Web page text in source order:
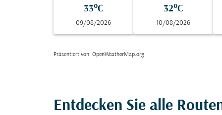
33°C
09/08/2026
32°C
10/08/2026
Präsentiert von: OpenWeatherMap.org
Entdecken Sie alle